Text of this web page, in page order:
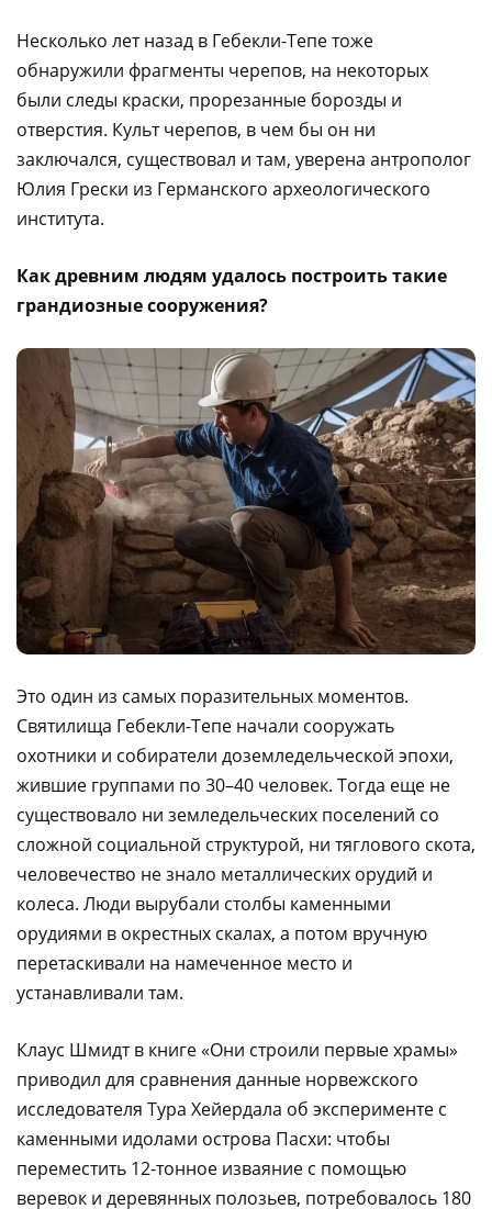
Несколько лет назад в Гебекли-Тепе тоже
обнаружили фрагменты черепов, на некоторых
были следы краски, прорезанные борозды и
отверстия. Культ черепов, в чем бы он ни
заключался, существовал и там, уверена антрополог
Юлия Грески из Германского археологического
института.
Как древним людям удалось построить такие
грандиозные сооружения?
Это один из самых поразительных моментов.
Святилища Гебекли-Тепе начали сооружать
охотники и собиратели доземледельческой эпохи,
жившие группами по 30–40 человек. Тогда еще не
существовало ни земледельческих поселений со
сложной социальной структурой, ни тяглового скота,
человечество не знало металлических орудий и
колеса. Люди вырубали столбы каменными
орудиями в окрестных скалах, а потом вручную
перетаскивали на намеченное место и
устанавливали там.
Клаус Шмидт в книге «Они строили первые храмы»
приводил для сравнения данные норвежского
исследователя Тура Хейердала об эксперименте с
каменными идолами острова Пасхи: чтобы
переместить 12-тонное изваяние с помощью
веревок и деревянных полозьев, потребовалось 180